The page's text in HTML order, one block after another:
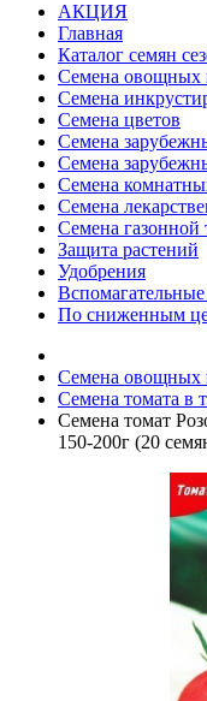
АКЦИЯ
Главная
Каталог семян
Семена овощных
Семена
Семена цветов
Семена
Семена
Семена
Семена
Семена газонной
Защита растений
Удобрения
Вспомагательные
По сниженным
Семена овощных
Семена томата в
Семена томат
150-200г (20